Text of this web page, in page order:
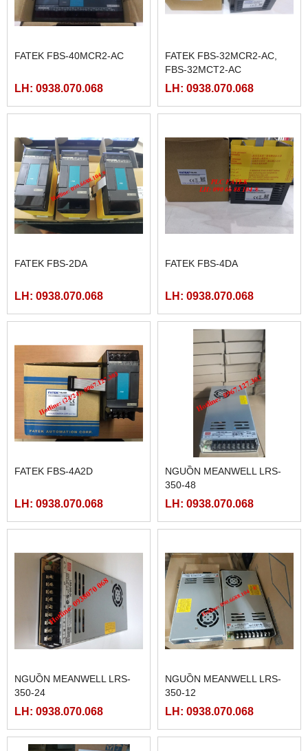
FATEK FBS-40MCR2-AC
LH: 0938.070.068
FATEK FBS-32MCR2-AC,
FBS-32MCT2-AC
LH: 0938.070.068
FATEK FBS-2DA
LH: 0938.070.068
FATEK FBS-4DA
LH: 0938.070.068
FATEK FBS-4A2D
LH: 0938.070.068
NGUỒN MEANWELL LRS-
350-48
LH: 0938.070.068
NGUỒN MEANWELL LRS-
350-24
LH: 0938.070.068
NGUỒN MEANWELL LRS-
350-12
LH: 0938.070.068